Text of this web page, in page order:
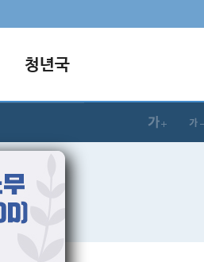
청년국